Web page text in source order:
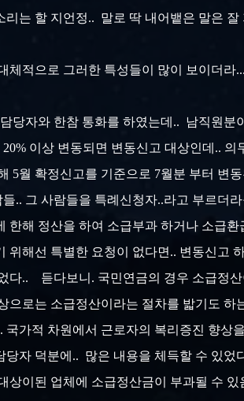
리는 할 지언정.. 말로 딱 내어뱉은 말은
체적으로 그러한 특성들이 많이 보이더라
당자와 한참 통화를 하였는데.. 남직원
이상 변동되면 변동신고 대상인데..
5월 확정신고를 기준으로 7월분 부터 변
.. 그 사람들을 특례신청자..라고 부르더
한해 정산을 하여 소급부과 하거나 소급
위해선 특별한 요청이 없다면.. 변동신고
다.. 듣다보니. 국민연금의 경우 소급정
으로는 소급정산이라는 절차를 밟기도
국가적 차원에서 근로자의 복리증진 향상
자 덕분에.. 많은 내용을 체득할 수 있었
상이된 업체에 소급정산금이 부과될 수